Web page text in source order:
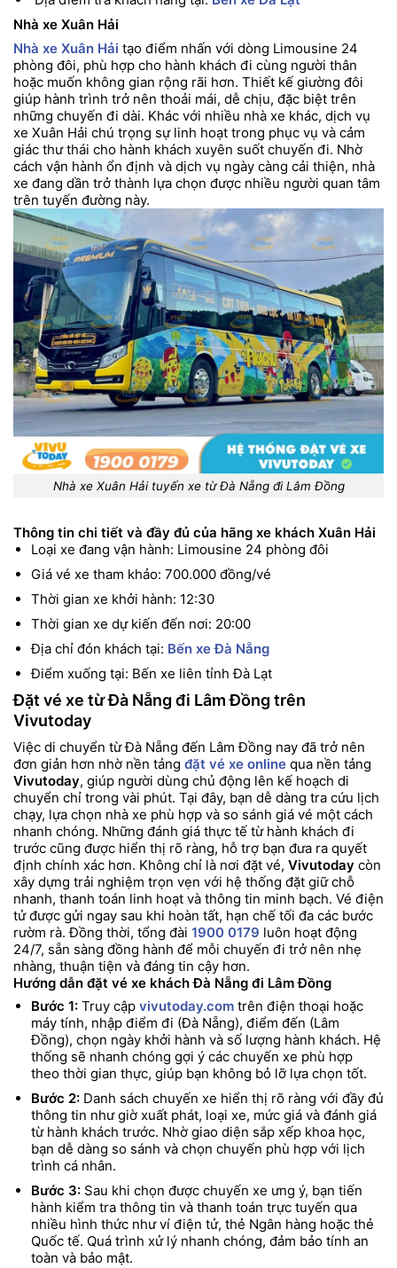
Nhà xe Xuân Hải
Nhà xe Xuân Hải tạo điểm nhấn với dòng Limousine 24
phòng đôi, phù hợp cho hành khách đi cùng người thân
hoặc muốn không gian rộng rãi hơn. Thiết kế giường đôi
giúp hành trình trở nên thoải mái, dễ chịu, đặc biệt trên
những chuyến đi dài. Khác với nhiều nhà xe khác, dịch vụ
xe Xuân Hải chú trọng sự linh hoạt trong phục vụ và cảm
giác thư thái cho hành khách xuyên suốt chuyến đi. Nhờ
cách vận hành ổn định và dịch vụ ngày càng cải thiện, nhà
xe đang dần trở thành lựa chọn được nhiều người quan tâm
trên tuyến đường này.
Nhà xe Xuân Hải tuyến xe từ Đà Nẵng đi Lâm Đồng
Thông tin chi tiết và đầy đủ của hãng xe khách Xuân Hải
Loại xe đang vận hành: Limousine 24 phòng đôi
Giá vé xe tham khảo: 700.000 đồng/vé
Thời gian xe khởi hành: 12:30
Thời gian xe dự kiến đến nơi: 20:00
Địa chỉ đón khách tại: Bến xe Đà Nẵng
Điểm xuống tại: Bến xe liên tỉnh Đà Lạt
Đặt vé xe từ Đà Nẵng đi Lâm Đồng trên
Vivutoday
Việc di chuyển từ Đà Nẵng đến Lâm Đồng nay đã trở nên
đơn giản hơn nhờ nền tảng đặt vé xe online qua nền tảng
Vivutoday, giúp người dùng chủ động lên kế hoạch di
chuyển chỉ trong vài phút. Tại đây, bạn dễ dàng tra cứu lịch
chạy, lựa chọn nhà xe phù hợp và so sánh giá vé một cách
nhanh chóng. Những đánh giá thực tế từ hành khách đi
trước cũng được hiển thị rõ ràng, hỗ trợ bạn đưa ra quyết
định chính xác hơn. Không chỉ là nơi đặt vé, Vivutoday còn
xây dựng trải nghiệm trọn vẹn với hệ thống đặt giữ chỗ
nhanh, thanh toán linh hoạt và thông tin minh bạch. Vé điện
tử được gửi ngay sau khi hoàn tất, hạn chế tối đa các bước
rườm rà. Đồng thời, tổng đài 1900 0179 luôn hoạt động
24/7, sẵn sàng đồng hành để mỗi chuyến đi trở nên nhẹ
nhàng, thuận tiện và đáng tin cậy hơn.
Hướng dẫn đặt vé xe khách Đà Nẵng đi Lâm Đồng
Bước 1:Truy cập vivutoday.comtrên điện thoại hoặc
máy tính, nhập điểm đi (Đà Nẵng), điểm đến (Lâm
Đồng), chọn ngày khởi hành và số lượng hành khách. Hệ
thống sẽ nhanh chóng gợi ý các chuyến xe phù hợp
theo thời gian thực, giúp bạn không bỏ lỡ lựa chọn tốt.
Bước 2:Danh sách chuyến xe hiển thị rõ ràng với đầy đủ
thông tin như giờ xuất phát, loại xe, mức giá và đánh giá
từ hành khách trước. Nhờ giao diện sắp xếp khoa học,
bạn dễ dàng so sánh và chọn chuyến phù hợp với lịch
trình cá nhân.
Bước 3:Sau khi chọn được chuyến xe ưng ý, bạn tiến
hành kiểm tra thông tin và thanh toán trực tuyến qua
nhiều hình thức như ví điện tử, thẻ Ngân hàng hoặc thẻ
Quốc tế. Quá trình xử lý nhanh chóng, đảm bảo tính an
toàn và bảo mật.